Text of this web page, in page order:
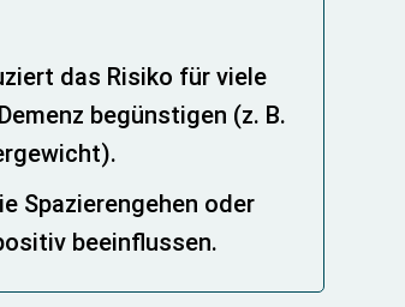
das Risiko für viele
begünstigen (z. B.
Spazierengehen oder
beeinflussen.